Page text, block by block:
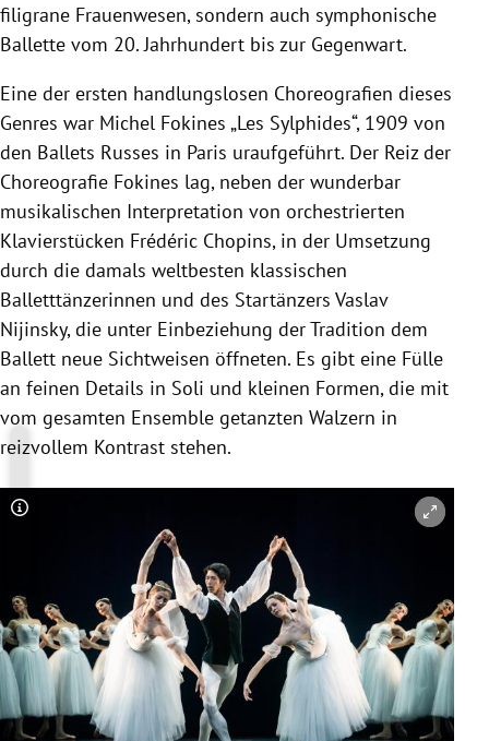
filigrane Frauenwesen, sondern auch symphonische
Ballette vom 20. Jahrhundert bis zur Gegenwart.
Eine der ersten handlungslosen Choreografien dieses
Genres war Michel Fokines „Les Sylphides“, 1909 von
den Ballets Russes in Paris uraufgeführt. Der Reiz der
Choreografie Fokines lag, neben der wunderbar
musikalischen Interpretation von orchestrierten
Klavierstücken Frédéric Chopins, in der Umsetzung
durch die damals weltbesten klassischen
Balletttänzerinnen und des Startänzers Vaslav
Nijinsky, die unter Einbeziehung der Tradition dem
Ballett neue Sichtweisen öffneten. Es gibt eine Fülle
an feinen Details in Soli und kleinen Formen, die mit
vom gesamten Ensemble getanzten Walzern in
reizvollem Kontrast stehen.
Copyright-Hinweis öffnen/schließen